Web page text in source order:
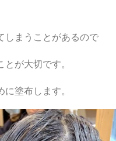
しまうことがあるので
が大切です。
塗布します。